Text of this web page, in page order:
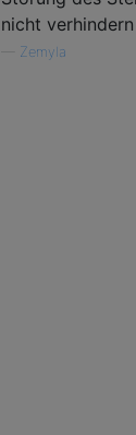
nicht
Zemyla